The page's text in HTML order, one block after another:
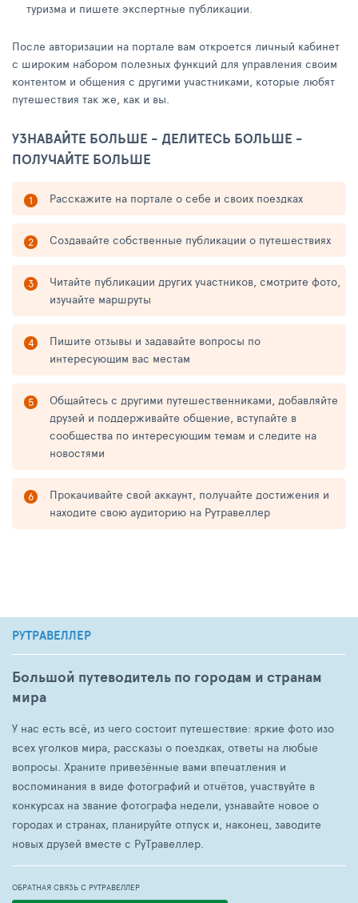
туризма и пишете экспертные публикации.
После авторизации на портале вам откроется личный кабинет
с широким набором полезных функций для управления своим
контентом и общения с другими участниками, которые любят
путешествия так же, как и вы.
УЗНАВАЙТЕ БОЛЬШЕ - ДЕЛИТЕСЬ БОЛЬШЕ -
ПОЛУЧАЙТЕ БОЛЬШЕ
Расскажите на портале о себе и своих поездках
Создавайте собственные публикации о путешествиях
Читайте публикации других участников, смотрите фото,
изучайте маршруты
Пишите отзывы и задавайте вопросы по
интересующим вас местам
Общайтесь с другими путешественниками, добавляйте
друзей и поддерживайте общение, вступайте в
сообщества по интересующим темам и следите на
новостями
Прокачивайте свой аккаунт, получайте достижения и
находите свою аудиторию на Рутравеллер
РУТРАВЕЛЛЕР
Большой путеводитель по городам и странам
мира
У нас есть всё, из чего состоит путешествие: яркие фото изо
всех уголков мира, рассказы о поездках, ответы на любые
вопросы. Храните привезённые вами впечатления и
воспоминания в виде фотографий и отчётов, участвуйте в
конкурсах на звание фотографа недели, узнавайте новое о
городах и странах, планируйте отпуск и, наконец, заводите
новых друзей вместе с РуТравеллер.
ОБРАТНАЯ СВЯЗЬ С РУТРАВЕЛЛЕР